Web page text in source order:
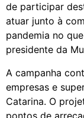
de participar
atuar junto à
pandemia no
presidente da
A campanha
empresas e
Catarina. O
pontos de